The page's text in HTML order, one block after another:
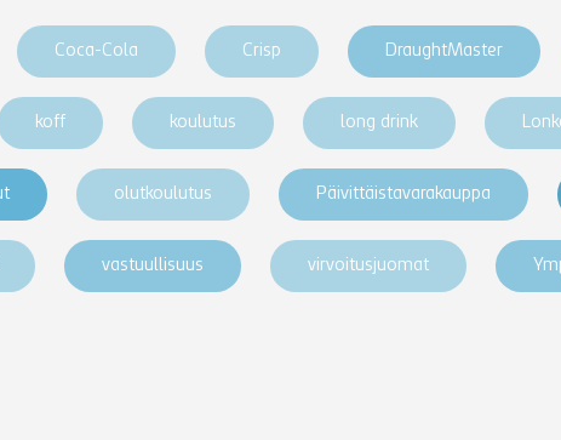
Coca-Cola Crisp DraughtMaster
koff koulutus long drink
olutkoulutus Päivittäistavarakauppa
vastuullisuus virvoitusjuomat